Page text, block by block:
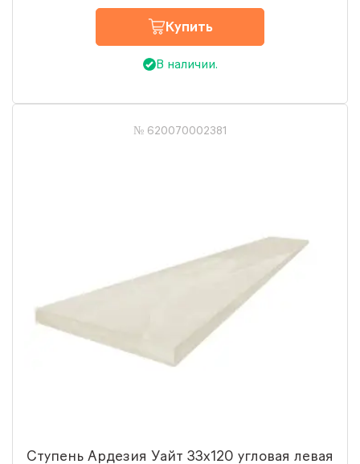
Купить
В наличии.
№ 620070002381
Ступень Ардезия Уайт 33x120 угловая левая